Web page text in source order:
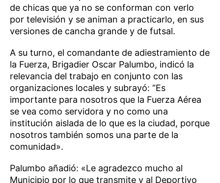
de chicas que ya no se conforman con verlo
por televisión y se animan a practicarlo, en sus
versiones de cancha grande y de futsal.
A su turno, el comandante de adiestramiento de
la Fuerza, Brigadier Oscar Palumbo, indicó la
relevancia del trabajo en conjunto con las
organizaciones locales y subrayó: “Es
importante para nosotros que la Fuerza Aérea
se vea como servidora y no como una
institución aislada de lo que es la ciudad, porque
nosotros también somos una parte de la
comunidad».
Palumbo añadió: «Le agradezco mucho al
Municipio por lo que transmite y al Deportivo